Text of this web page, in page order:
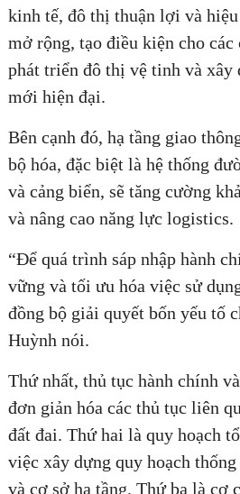
kinh tế, đô thị thuận lợi và
mở rộng, tạo điều kiện cho
phát triển đô thị vệ tinh và xây
mới hiện đại.
Bên cạnh đó, hạ tầng giao
bộ hóa, đặc biệt là hệ thống
và cảng biển, sẽ tăng cường
và nâng cao năng lực logistics.
“Để quá trình sáp nhập hành
vững và tối ưu hóa việc sử
đồng bộ giải quyết bốn yếu tố
Huỳnh nói.
Thứ nhất, thủ tục hành chính
đơn giản hóa các thủ tục liên
đất đai. Thứ hai là quy hoạch
việc xây dựng quy hoạch
và cơ sở hạ tầng. Thứ ba là cơ